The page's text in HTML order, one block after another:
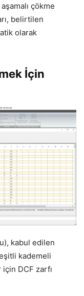
çökme
belirtilen
olarak
İçin
kabul edilen
kademeli
DCF zarfı